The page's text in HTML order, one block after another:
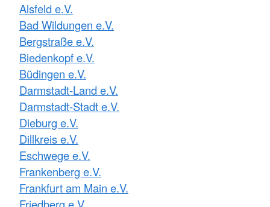
Alsfeld e.V.
Bad Wildungen e.V.
Bergstraße e.V.
Biedenkopf e.V.
Büdingen e.V.
Darmstadt-Land e.V.
Darmstadt-Stadt e.V.
Dieburg e.V.
Dillkreis e.V.
Eschwege e.V.
Frankenberg e.V.
Frankfurt am Main e.V.